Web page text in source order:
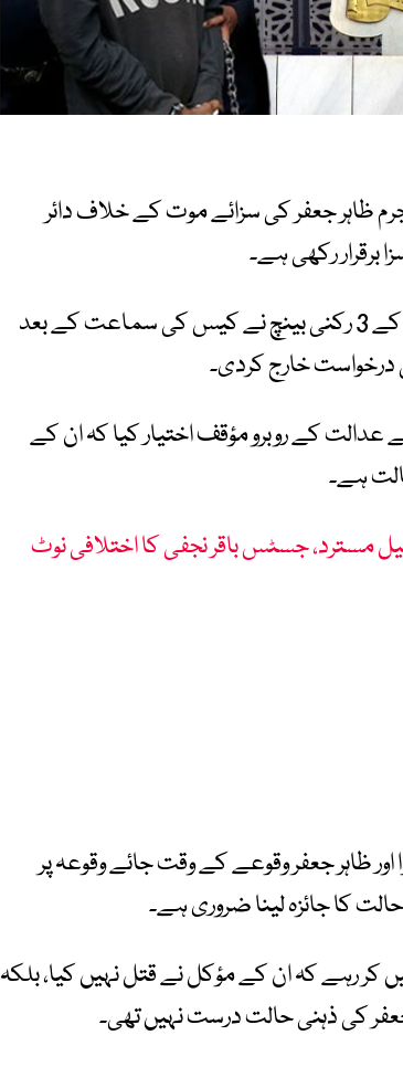
ظاہر جعفر کی سزائے موت کے خلاف دائر
برقرار رکھی ہے۔
جسٹس ہاشم کاکڑ کی سربراہی میں سپریم کورٹ کے 3 رکنی بینچ نے کیس کی سماعت کے بعد
درخواست خارج کردی۔
کے روبرو مؤقف اختیار کیا کہ ان کے
ہے۔
مسترد، جسٹس باقر نجفی کا اختلافی نوٹ
ظاہر جعفر وقوعے کے وقت جائے وقوعہ پر
کا جائزہ لینا ضروری ہے۔
کر رہے کہ ان کے مؤکل نے قتل نہیں کیا، بلکہ
کی ذہنی حالت درست نہیں تھی۔